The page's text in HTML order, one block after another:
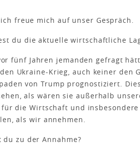
freue mich auf unser Gespräch.
du die aktuelle wirtschaftliche
fünf Jahren jemanden gefragt
Ukraine-Krieg, auch keiner den
von Trump prognostiziert.
als wären sie außerhalb
die Wirtschaft und
als wir annehmen.
du zu der Annahme?